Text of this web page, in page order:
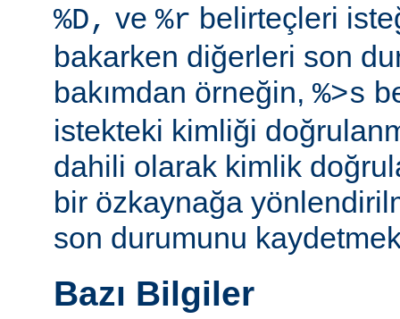
%D, ve %r belirteçleri
bakarken diğerleri son
bakımdan örneğin, %>s
istekteki kimliği
dahili olarak kimlik
bir özkaynağa
son durumunu
Bazı Bilgiler